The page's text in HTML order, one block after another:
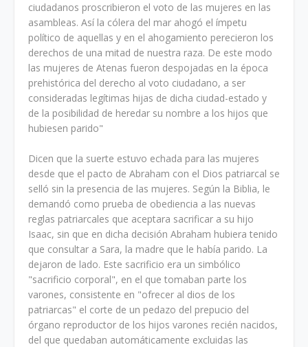
ciudadanos proscribieron el voto de las mujeres en las
asambleas. Así la cólera del mar ahogó el ímpetu
político de aquellas y en el ahogamiento perecieron los
derechos de una mitad de nuestra raza. De este modo
las mujeres de Atenas fueron despojadas en la época
prehistórica del derecho al voto ciudadano, a ser
consideradas legítimas hijas de dicha ciudad-estado y
de la posibilidad de heredar su nombre a los hijos que
hubiesen parido"
Dicen que la suerte estuvo echada para las mujeres
desde que el pacto de Abraham con el Dios patriarcal se
selló sin la presencia de las mujeres. Según la Biblia, le
demandó como prueba de obediencia a las nuevas
reglas patriarcales que aceptara sacrificar a su hijo
Isaac, sin que en dicha decisión Abraham hubiera tenido
que consultar a Sara, la madre que le había parido. La
dejaron de lado. Este sacrificio era un simbólico
"sacrificio corporal", en el que tomaban parte los
varones, consistente en "ofrecer al dios de los
patriarcas" el corte de un pedazo del prepucio del
órgano reproductor de los hijos varones recién nacidos,
del que quedaban automáticamente excluidas las